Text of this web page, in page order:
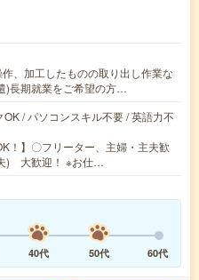
、加工したものの取り出し作業な
)長期就業をご希望の方…
/ パソコンスキル不要 / 英語力不
！】〇フリーター、主婦・主夫歓
) 大歓迎！ ※お仕…
40代 50代 60代